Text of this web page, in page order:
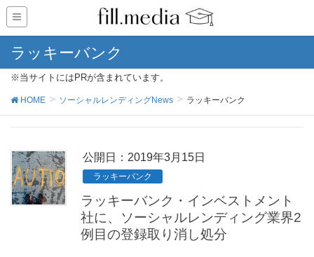
ラッキーバンク
※当サイトにはPRが含まれています。
HOME ソーシャルレンディングNews ラッキーバンク
公開日： 2019年3月15日
ラッキーバンク
ラッキーバンク・インベストメント
社に、ソーシャルレンディング業界2
例目の登録取り消し処分